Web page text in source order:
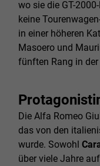
wo sie die GT-
keine
in einer höheren
Masoero und
fünften Rang in
Die Alfa Romeo
das von den
wurde. Sowohl
über viele Jahre